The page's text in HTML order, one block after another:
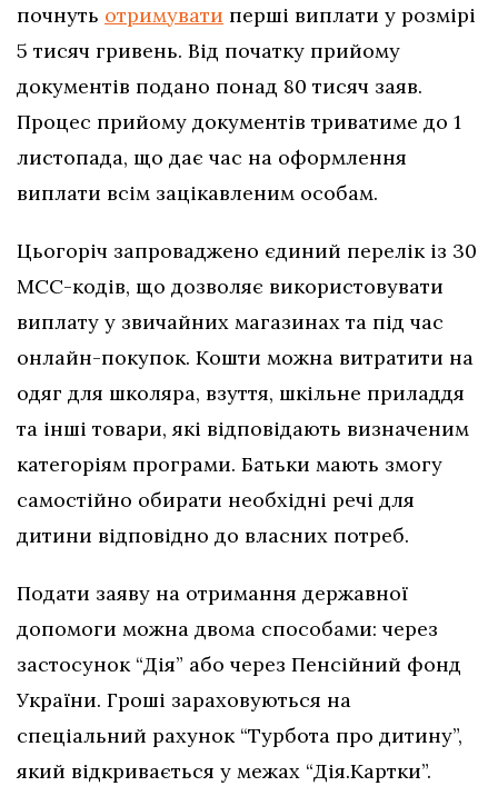
почнуть отримувати перші виплати у розмірі
5 тисяч гривень. Від початку прийому
документів подано понад 80 тисяч заяв.
Процес прийому документів триватиме до 1
листопада, що дає час на оформлення
виплати всім зацікавленим особам.
Цьогоріч запроваджено єдиний перелік із 30
МСС-кодів, що дозволяє використовувати
виплату у звичайних магазинах та під час
онлайн-покупок. Кошти можна витратити на
одяг для школяра, взуття, шкільне приладдя
та інші товари, які відповідають визначеним
категоріям програми. Батьки мають змогу
самостійно обирати необхідні речі для
дитини відповідно до власних потреб.
Подати заяву на отримання державної
допомоги можна двома способами: через
застосунок “Дія” або через Пенсійний фонд
України. Гроші зараховуються на
спеціальний рахунок “Турбота про дитину”,
який відкривається у межах “Дія.Картки”.